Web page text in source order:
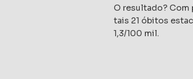
O resultado?
tais 21 óbitos
1,3/100 mil.